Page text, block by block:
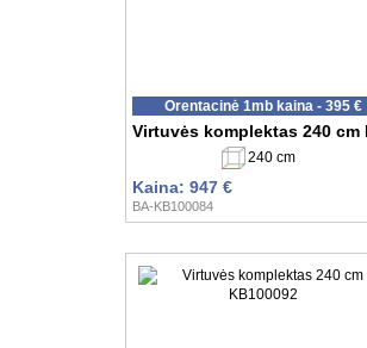
Orentacinė 1mb kaina - 395 €
Virtuvės komplektas 240 cm
240 cm
Kaina: 947 €
BA-KB100084